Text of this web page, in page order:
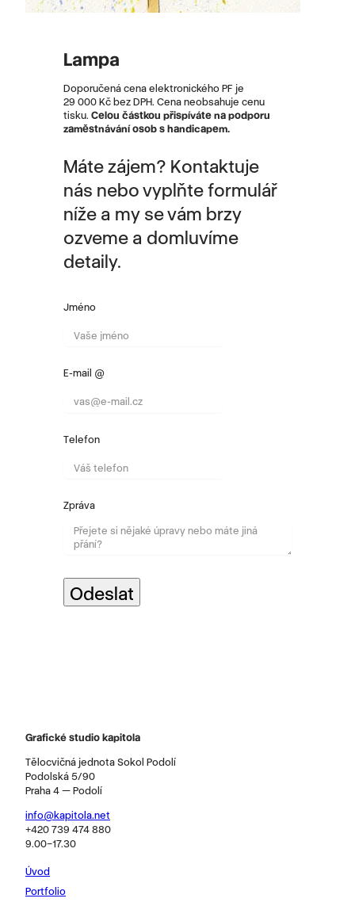
Lampa
Doporučená cena elektronického PF je
29 000 Kč bez DPH. Cena neobsahuje cenu
tisku. Celou částkou přispíváte na podporu
zaměstnávání osob s handicapem.
Máte zájem? Kontaktuje
nás nebo vyplňte formulář
níže a my se vám brzy
ozveme a domluvíme
detaily.
Jméno
E-mail @
Telefon
Zpráva
Odeslat
Grafické studio kapitola
Tělocvičná jednota Sokol Podolí
Podolská 5/90
Praha 4 — Podolí
info@kapitola.net
+420 739 474 880
9.00–17.30
Úvod
Portfolio